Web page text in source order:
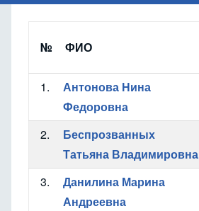
№ ФИО
1.
Антонова Нина
Федоровна
2.
Беспрозванных
Татьяна Владимировна
3.
Данилина Марина
Андреевна